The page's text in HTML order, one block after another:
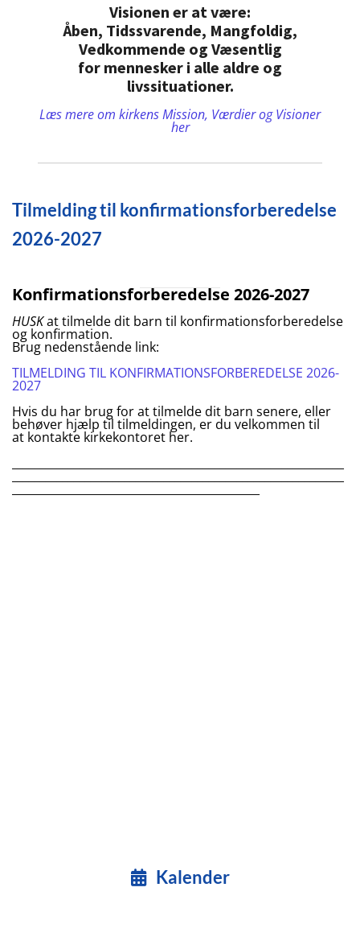
Visionen er at være:
Åben, Tidssvarende, Mangfoldig,
Vedkommende og Væsentlig
for mennesker i alle aldre og
livssituationer.
Læs mere om kirkens Mission, Værdier og Visioner
her
Tilmelding til konfirmationsforberedelse
2026-2027
Konfirmationsforberedelse 2026-2027
HUSKat tilmelde dit barn til konfirmationsforberedelse
og konfirmation.
Brug nedenstående link:
TILMELDING TIL KONFIRMATIONSFORBEREDELSE 2026-
2027
Hvis du har brug for at tilmelde dit barn senere, eller
behøver hjælp til tilmeldingen, er du velkommen til
at kontakte kirkekontoret her.
Kalender